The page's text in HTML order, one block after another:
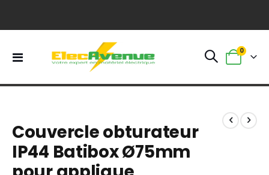
Basculer
Panier
0
the
end
the
the
beginning
the
Couvercle obturateur
IP44 Batibox Ø75mm